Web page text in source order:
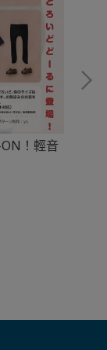
ON！輕音